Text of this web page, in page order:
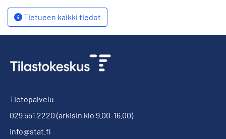
Tietueen kaikki tiedot
Tietopalvelu
029 551 2220 (arkisin klo 9.00-16.00)
info@stat.fi